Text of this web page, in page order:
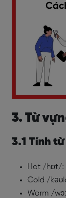
3. Từ
3.1 Tính
Hot /hɒt/:
Cold /
Warm /